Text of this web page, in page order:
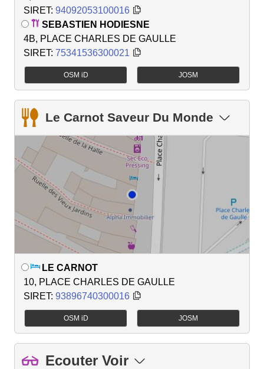
SIRET: 94092053100016
SEBASTIEN HODIESNE
4B, PLACE CHARLES DE GAULLE
SIRET: 75341536300021
OSM iD JOSM
Le Carnot Saveur Du Monde
LE CARNOT
10, PLACE CHARLES DE GAULLE
SIRET: 93896740300016
OSM iD JOSM
Ecouter Voir